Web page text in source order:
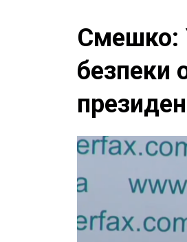
Смешко:
безпеки